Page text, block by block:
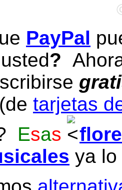
PayPal
?
tarjetas
Esas
ya